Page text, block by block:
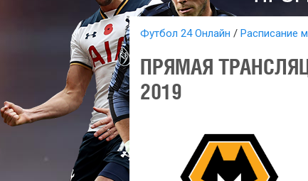
Футбол 24 Онлайн Расписание
ПРЯМАЯ
2019